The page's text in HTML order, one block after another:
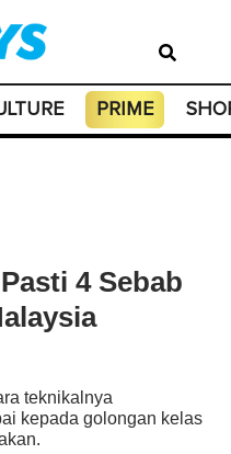
PRIME
4 Sebab
teknikalnya
kepada golongan kelas